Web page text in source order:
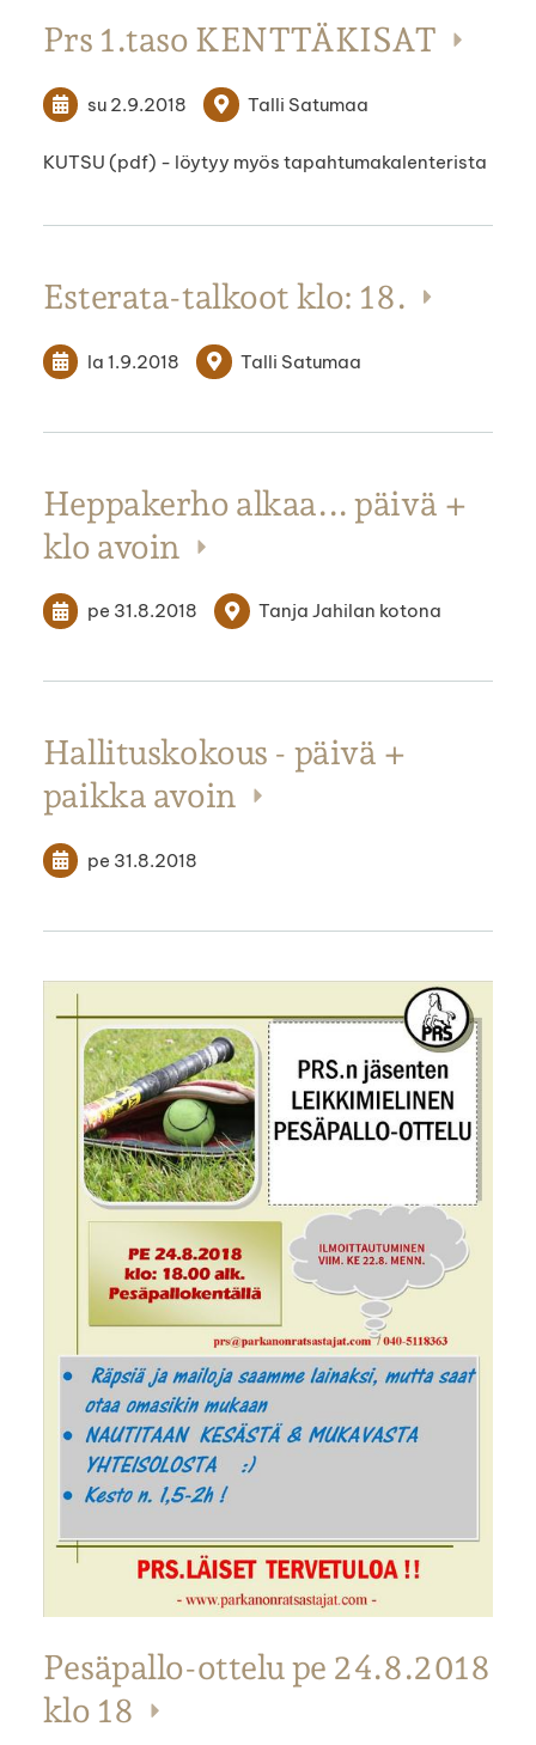
Prs 1.taso KENTTÄKISAT
su 2.9.2018 Talli Satumaa
KUTSU (pdf) - löytyy myös tapahtumakalenterista
Esterata-talkoot klo: 18.
la 1.9.2018 Talli Satumaa
Heppakerho alkaa... päivä +
klo avoin
pe 31.8.2018 Tanja Jahilan kotona
Hallituskokous - päivä +
paikka avoin
pe 31.8.2018
Pesäpallo-ottelu pe 24.8.2018
klo 18